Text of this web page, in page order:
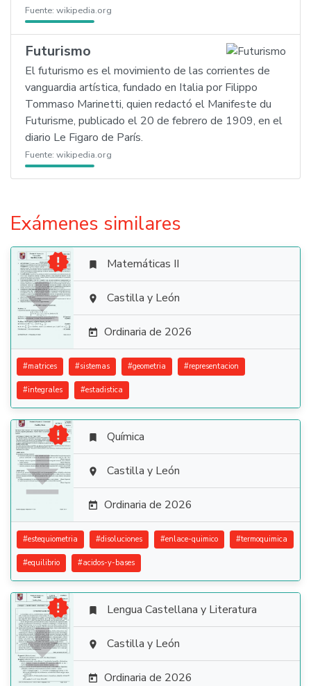
Fuente: wikipedia.org
Futurismo
El futurismo es el movimiento de las corrientes de
vanguardia artística, fundado en Italia por Filippo
Tommaso Marinetti, quien redactó el Manifeste du
Futurisme, publicado el 20 de febrero de 1909, en el
diario Le Figaro de París.
Fuente: wikipedia.org
Exámenes similares

  Matemáticas II
 Castilla y León
 Ordinaria de 2026
#matrices #sistemas #geometria #representacion
#integrales #estadistica

  Química
 Castilla y León
 Ordinaria de 2026
#estequiometria #disoluciones #enlace-quimico #termoquimica
#equilibrio #acidos-y-bases

  Lengua Castellana y Literatura
 Castilla y León
 Ordinaria de 2026